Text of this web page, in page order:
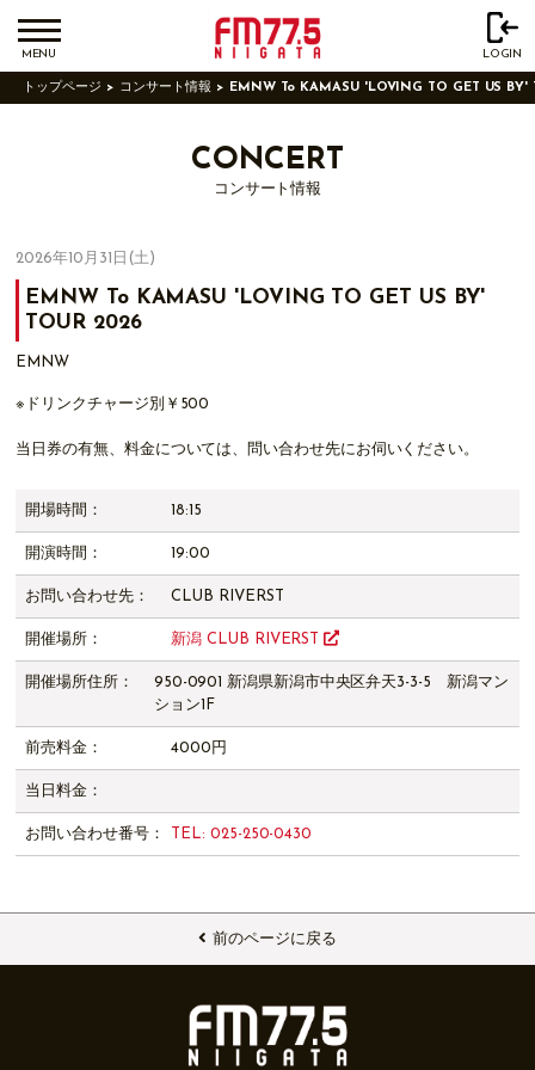
MENU LOGIN
トップページ コンサート情報 EMNW To KAMASU 'LOVING TO GET US BY'
CONCERT
コンサート情報
2026年10月31日(土)
EMNW To KAMASU 'LOVING TO GET US BY'
TOUR 2026
EMNW
※ドリンクチャージ別￥500
当日券の有無、料金については、問い合わせ先にお伺いください。
開場時間： 18:15
開演時間： 19:00
お問い合わせ先： CLUB RIVERST
開催場所： 新潟 CLUB RIVERST
開催場所住所：
950-0901 新潟県新潟市中央区弁天3-3-5 新潟マン
ション1F
前売料金： 4000円
当日料金：
お問い合わせ番号： TEL: 025-250-0430
前のページに戻る